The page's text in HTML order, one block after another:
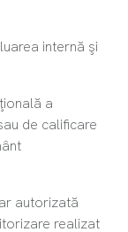
internă şi
a
de calificare
autorizată
realizat